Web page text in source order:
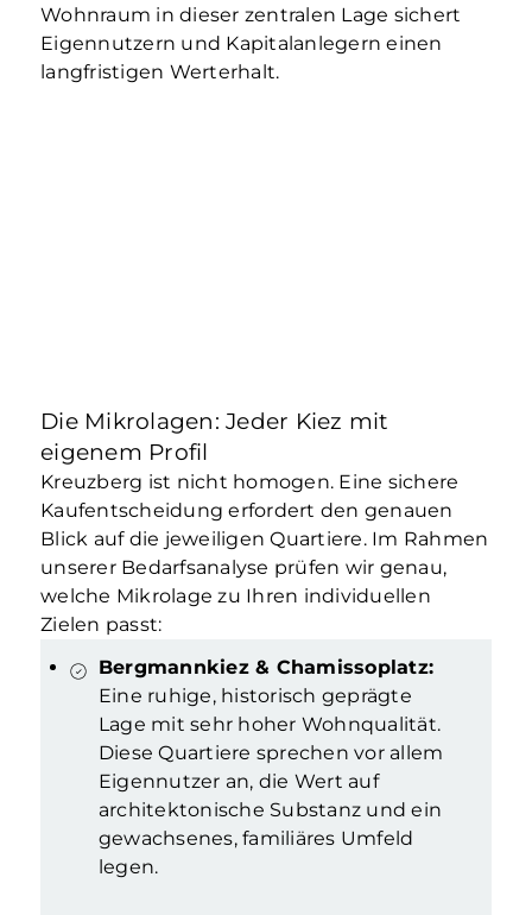
Wohnraum in dieser zentralen Lage sichert
Eigennutzern und Kapitalanlegern einen
langfristigen Werterhalt.
Die Mikrolagen: Jeder Kiez mit
eigenem Profil
Kreuzberg ist nicht homogen. Eine sichere
Kaufentscheidung erfordert den genauen
Blick auf die jeweiligen Quartiere. Im Rahmen
unserer Bedarfsanalyse prüfen wir genau,
welche Mikrolage zu Ihren individuellen
Zielen passt:
Bergmannkiez & Chamissoplatz:
Eine ruhige, historisch geprägte
Lage mit sehr hoher Wohnqualität.
Diese Quartiere sprechen vor allem
Eigennutzer an, die Wert auf
architektonische Substanz und ein
gewachsenes, familiäres Umfeld
legen.